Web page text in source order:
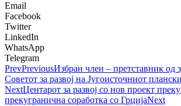
Email
Facebook
Twitter
LinkedIn
WhatsApp
Telegram
PrevPreviousИзбран член – претставник од
Советот за развој на Југоисточниот
NextЦентарот за развој со нов проект
прекугранична соработка со ГрцијаNext